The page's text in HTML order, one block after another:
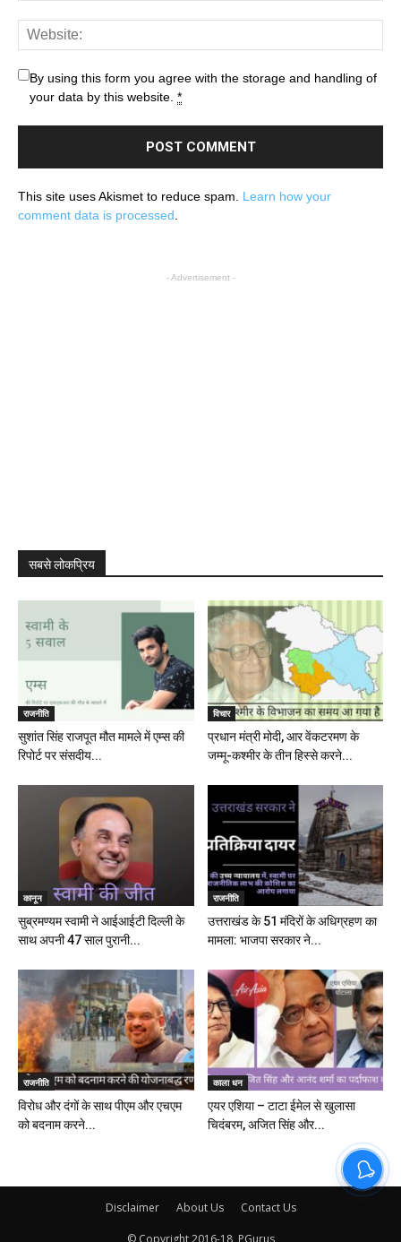
By using this form you agree with the storage and handling of
your data by this website. *
This site uses Akismet to reduce spam. Learn how your
comment data is processed
- Advertisement -
सबसे लोकप्रिय
राजनीति
सुशांत सिंह राजपूत मौत मामले में एम्स की
रिपोर्ट पर संसदीय...
विचार
प्रधान मंत्री मोदी, आर वेंकटरमण के
जम्मू-कश्मीर के तीन हिस्से करने...
कानून
सुब्रमण्यम स्वामी ने आईआईटी दिल्ली के
साथ अपनी 47 साल पुरानी...
राजनीति
उत्तराखंड के 51 मंदिरों के अधिग्रहण का
मामला: भाजपा सरकार ने...
राजनीति
विरोध और दंगों के साथ पीएम और एचएम
को बदनाम करने...
काला धन
एयर एशिया – टाटा ईमेल से खुलासा
चिदंबरम, अजित सिंह और...
Disclaimer About Us Contact Us